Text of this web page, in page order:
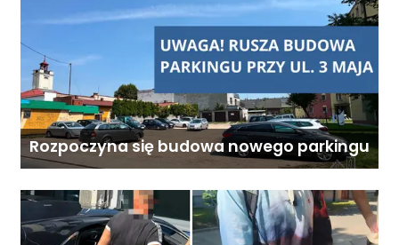
indywidualnych potrzeb
podopiecznego. Zadzwoń: 726
284 828 Poniedziałek–piątek,
9:00–18:00
Rozpoczyna się budowa nowego parkingu